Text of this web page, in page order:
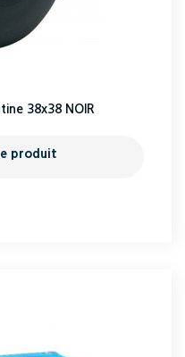
38x38 NOIR
produit